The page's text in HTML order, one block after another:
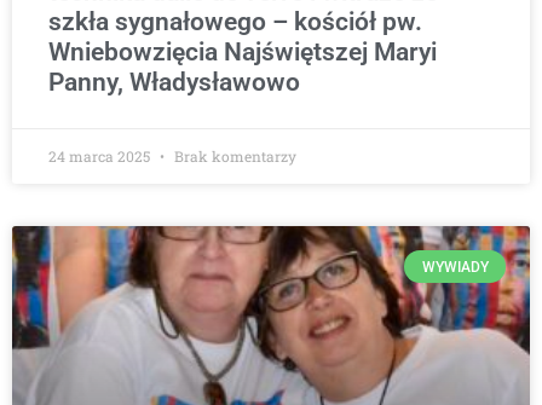
szkła sygnałowego – kościół pw.
Wniebowzięcia Najświętszej Maryi
Panny, Władysławowo
24 marca 2025 Brak komentarzy
WYWIADY